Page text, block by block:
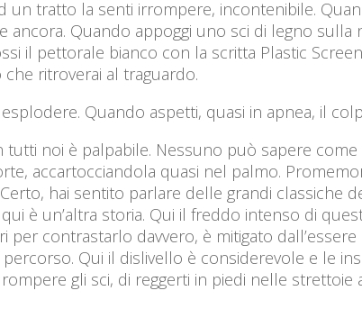
un tratto la senti irrompere, incontenibile.
ancora. Quando appoggi uno sci di legno
il pettorale bianco con la scritta Plastic
ritroverai al traguardo.
Quando aspetti, quasi in apnea, il
tutti noi è palpabile. Nessuno può sapere
accartocciandola quasi nel palmo.
hai sentito parlare delle grandi classiche
è un’altra storia. Qui il freddo intenso di
per contrastarlo davvero, è mitigato
Qui il dislivello è considerevole e le
gli sci, di reggerti in piedi nelle